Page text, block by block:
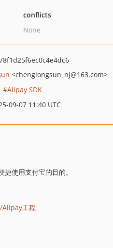
conflicts
None
<chenglongsun_nj@163.com>
Alipay SDK
09-07 11:40 UTC
使用支付宝的目的。
工程